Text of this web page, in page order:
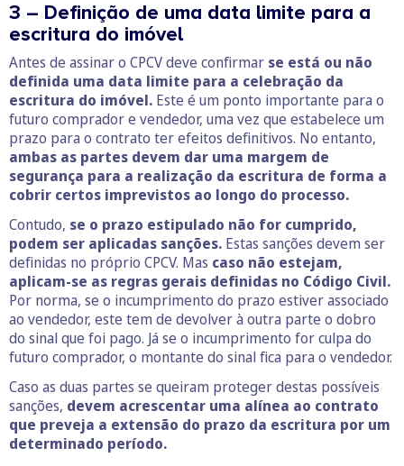
3 – Definição de uma data limite para a
escritura do imóvel
Antes de assinar o CPCV deve confirmar se está ou não
definida uma data limite para a celebração da
escritura do imóvel. Este é um ponto importante para o
futuro comprador e vendedor, uma vez que estabelece um
prazo para o contrato ter efeitos definitivos. No entanto,
ambas as partes devem dar uma margem de
segurança para a realização da escritura de forma a
cobrir certos imprevistos ao longo do processo.
Contudo, se o prazo estipulado não for cumprido,
podem ser aplicadas sanções. Estas sanções devem ser
definidas no próprio CPCV. Mas caso não estejam,
aplicam-se as regras gerais definidas no Código Civil.
Por norma, se o incumprimento do prazo estiver associado
ao vendedor, este tem de devolver à outra parte o dobro
do sinal que foi pago. Já se o incumprimento for culpa do
futuro comprador, o montante do sinal fica para o vendedor.
Caso as duas partes se queiram proteger destas possíveis
sanções, devem acrescentar uma alínea ao contrato
que preveja a extensão do prazo da escritura por um
determinado período.